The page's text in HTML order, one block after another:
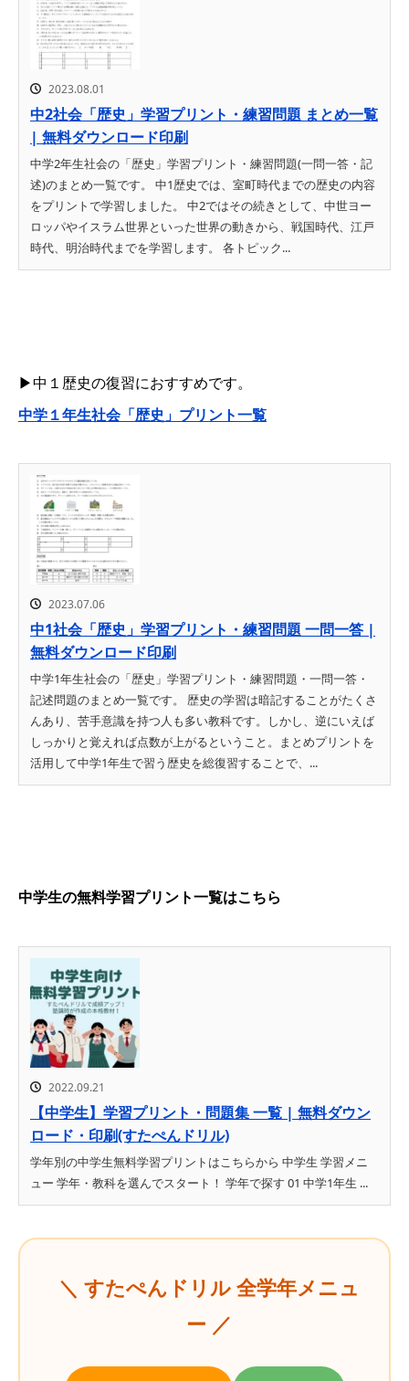
2023.08.01
中2社会「歴史」学習プリント・練習問題 まとめ一覧
| 無料ダウンロード印刷
中学2年生社会の「歴史」学習プリント・練習問題(一問一答・記
述)のまとめ一覧です。 中1歴史では、室町時代までの歴史の内容
をプリントで学習しました。 中2ではその続きとして、中世ヨー
ロッパやイスラム世界といった世界の動きから、戦国時代、江戸
時代、明治時代までを学習します。 各トピック...
▶中１歴史の復習におすすめです。
中学１年生社会「歴史」プリント一覧
2023.07.06
中1社会「歴史」学習プリント・練習問題 一問一答 |
無料ダウンロード印刷
中学1年生社会の「歴史」学習プリント・練習問題・一問一答・
記述問題のまとめ一覧です。 歴史の学習は暗記することがたくさ
んあり、苦手意識を持つ人も多い教科です。しかし、逆にいえば
しっかりと覚えれば点数が上がるということ。まとめプリントを
活用して中学1年生で習う歴史を総復習することで、...
中学生の無料学習プリント一覧はこちら
2022.09.21
【中学生】学習プリント・問題集 一覧 | 無料ダウン
ロード・印刷(すたぺんドリル)
学年別の中学生無料学習プリントはこちらから 中学生 学習メニ
ュー 学年・教科を選んでスタート！ 学年で探す 01 中学1年生 ...
＼ すたぺんドリル 全学年メニュ
ー ／